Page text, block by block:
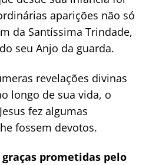
aparições não só
da Santíssima Trindade,
seu Anjo da guarda.
revelações divinas
longo de sua vida, o
fez algumas
fossem devotos.
prometidas pelo